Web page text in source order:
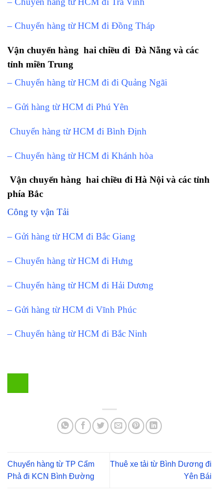
– Chuyển hàng từ HCM đi Đồng Tháp
Vận chuyển hàng hai chiều đi Đà Nẵng và các
tỉnh miền Trung
– Chuyển hàng từ HCM đi đi Quảng Ngãi
– Gửi hàng từ HCM đi Phú Yên
Chuyển hàng từ HCM đi Bình Định
– Chuyển hàng từ HCM đi Khánh hòa
Vận chuyển hàng hai chiều đi Hà Nội và các tỉnh
phía Bắc
Công ty vận Tải
– Gửi hàng từ HCM đi Bắc Giang
– Chuyển hàng từ HCM đi Hưng
– Chuyển hàng từ HCM đi Hải Dương
– Gửi hàng từ HCM đi Vĩnh Phúc
– Chuyển hàng từ HCM đi Bắc Ninh
Chuyển hàng từ TP Cẩm
Phả đi KCN Bình Đường
Thuê xe tải từ Bình Dương đi
Yên Bái